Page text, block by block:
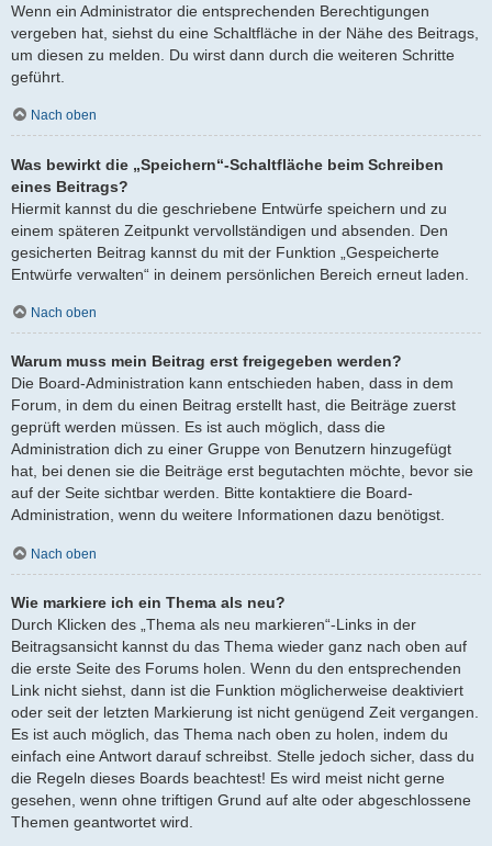
Wenn ein Administrator die entsprechenden Berechtigungen
vergeben hat, siehst du eine Schaltfläche in der Nähe des Beitrags,
um diesen zu melden. Du wirst dann durch die weiteren Schritte
geführt.
Nach oben
Was bewirkt die „Speichern“-Schaltfläche beim Schreiben
eines Beitrags?
Hiermit kannst du die geschriebene Entwürfe speichern und zu
einem späteren Zeitpunkt vervollständigen und absenden. Den
gesicherten Beitrag kannst du mit der Funktion „Gespeicherte
Entwürfe verwalten“ in deinem persönlichen Bereich erneut laden.
Nach oben
Warum muss mein Beitrag erst freigegeben werden?
Die Board-Administration kann entschieden haben, dass in dem
Forum, in dem du einen Beitrag erstellt hast, die Beiträge zuerst
geprüft werden müssen. Es ist auch möglich, dass die
Administration dich zu einer Gruppe von Benutzern hinzugefügt
hat, bei denen sie die Beiträge erst begutachten möchte, bevor sie
auf der Seite sichtbar werden. Bitte kontaktiere die Board-
Administration, wenn du weitere Informationen dazu benötigst.
Nach oben
Wie markiere ich ein Thema als neu?
Durch Klicken des „Thema als neu markieren“-Links in der
Beitragsansicht kannst du das Thema wieder ganz nach oben auf
die erste Seite des Forums holen. Wenn du den entsprechenden
Link nicht siehst, dann ist die Funktion möglicherweise deaktiviert
oder seit der letzten Markierung ist nicht genügend Zeit vergangen.
Es ist auch möglich, das Thema nach oben zu holen, indem du
einfach eine Antwort darauf schreibst. Stelle jedoch sicher, dass du
die Regeln dieses Boards beachtest! Es wird meist nicht gerne
gesehen, wenn ohne triftigen Grund auf alte oder abgeschlossene
Themen geantwortet wird.